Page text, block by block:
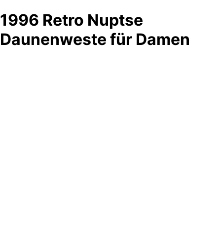
1996 Retro Nuptse
Daunenweste für Damen